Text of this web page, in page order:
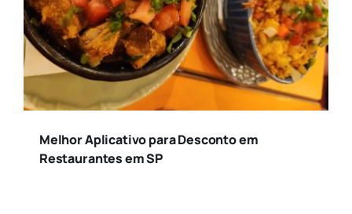
Melhor Aplicativo para Desconto em
Restaurantes em SP